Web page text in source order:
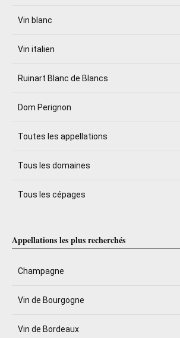
Vin blanc
Vin italien
Ruinart Blanc de Blancs
Dom Perignon
Toutes les appellations
Tous les domaines
Tous les cépages
Appellations les plus recherchés
Champagne
Vin de Bourgogne
Vin de Bordeaux